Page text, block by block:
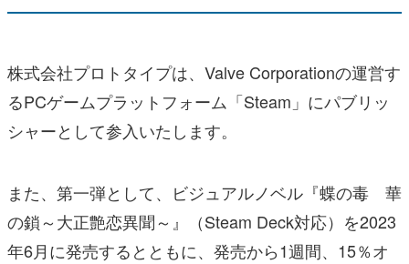
株式会社プロトタイプは、Valve Corporationの運営す
るPCゲームプラットフォーム「Steam」にパブリッ
シャーとして参入いたします。
また、第一弾として、ビジュアルノベル『蝶の毒 華
の鎖～大正艶恋異聞～』（Steam Deck対応）を2023
年6月に発売するとともに、発売から1週間、15％オ